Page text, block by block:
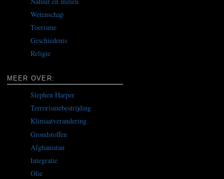
Wetenschap
Toerisme
Geschiedenis
Religie
MEER OVER:
Stephen Harper
Terrorismebestrijding
Klimaatverandering
Grondstoffen
Afghanistan
Integratie
Olie